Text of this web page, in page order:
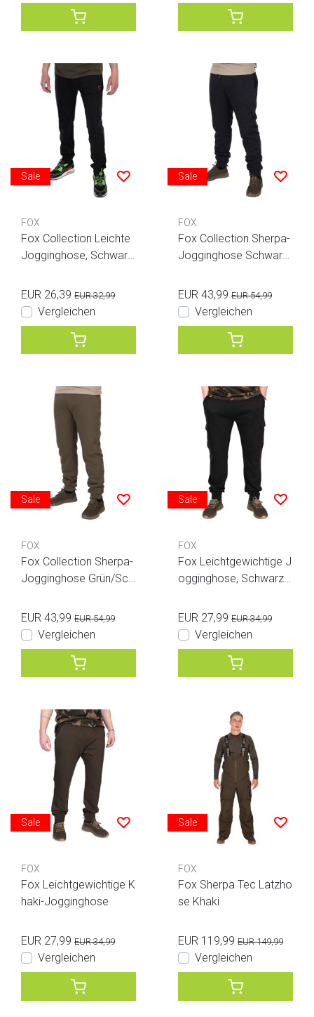
Sale
FOX
Fox Collection Leichte
Jogginghose, Schwarz
EUR 26,39 EUR 32,99
Vergleichen
Sale
FOX
Fox Collection Sherpa-
Jogginghose Schwarz/
EUR 43,99 EUR 54,99
Vergleichen
Sale
FOX
Fox Collection Sherpa-
Jogginghose Grün/Sch
EUR 43,99 EUR 54,99
Vergleichen
Sale
FOX
Fox Leichtgewichtige J
ogginghose, Schwarz/
EUR 27,99 EUR 34,99
Vergleichen
Sale
FOX
Fox Leichtgewichtige K
haki-Jogginghose
EUR 27,99 EUR 34,99
Vergleichen
Sale
FOX
Fox Sherpa Tec Latzho
se Khaki
EUR 119,99 EUR 149,99
Vergleichen